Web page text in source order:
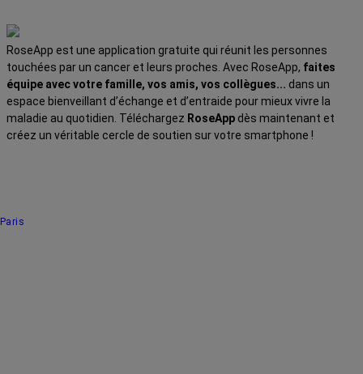
RoseApp est une application gratuite qui réunit les personnes
touchées par un cancer et leurs proches. Avec RoseApp, faites
équipe avec votre famille, vos amis, vos collègues... dans un
espace bienveillant d’échange et d’entraide pour mieux vivre la
maladie au quotidien. Téléchargez RoseApp dès maintenant et
créez un véritable cercle de soutien sur votre smartphone !
Paris